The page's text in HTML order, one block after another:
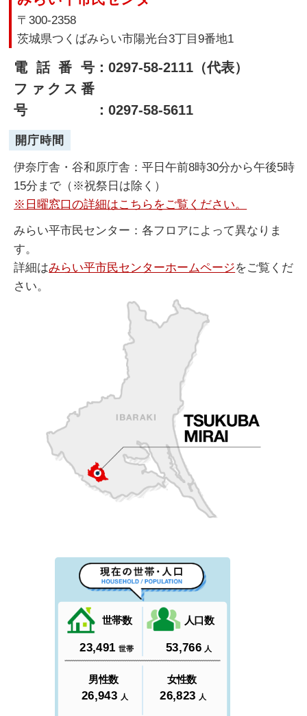
〒300-2358
茨城県つくばみらい市陽光台3丁目9番地1
電話番号：0297-58-2111（代表）
ファクス番
号
：0297-58-5611
開庁時間
伊奈庁舎・谷和原庁舎：平日午前8時30分から午後5時
15分まで（※祝祭日は除く）
※日曜窓口の詳細はこちらをご覧ください。
みらい平市民センター：各フロアによって異なりま
す。
詳細はみらい平市民センターホームページをご覧くだ
さい。